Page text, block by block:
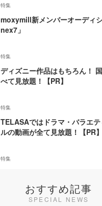
特集
moxymill新メンバーオーディ
nex7」
特集
ディズニー作品はもちろん！
べて見放題！【PR】
特集
TELASAではドラマ・バラエ
ルの動画が全て見放題！【PR】
特集
おすすめ記事
SPECIAL NEWS